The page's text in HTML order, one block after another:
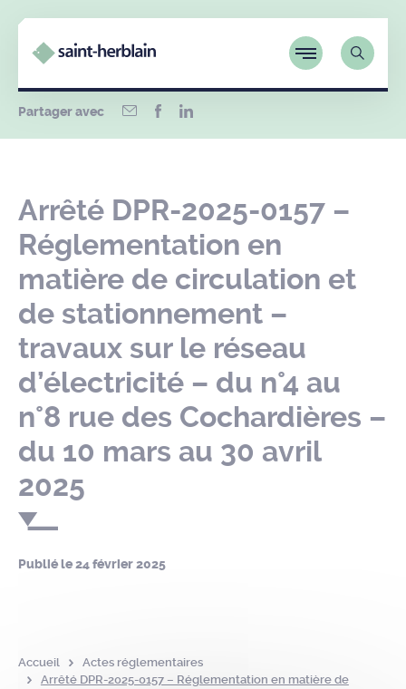
Partager avec
Arrêté DPR-2025-0157 –
Réglementation en
matière de circulation et
de stationnement –
travaux sur le réseau
d’électricité – du n°4 au
n°8 rue des Cochardières –
du 10 mars au 30 avril
2025
Publié le24 février 2025
Accueil
Actes réglementaires
Arrêté DPR-2025-0157 – Réglementation en matière de